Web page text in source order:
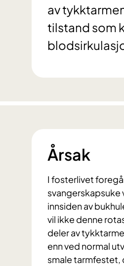
av
tilstand som
Årsak
I fosterlivet
svangerskapsuke
innsiden av
vil ikke denne
deler av
enn ved normal
smale tarmfestet,